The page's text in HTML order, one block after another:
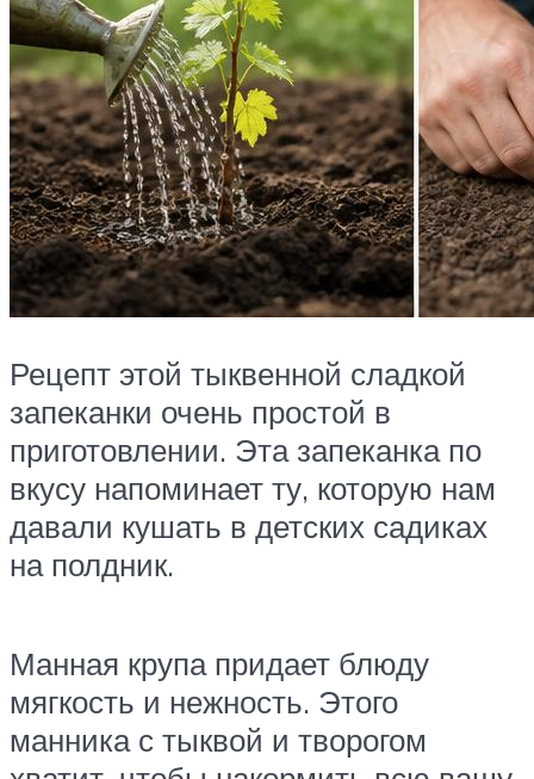
Рецепт этой тыквенной сладкой
запеканки очень простой в
приготовлении. Эта запеканка по
вкусу напоминает ту, которую нам
давали кушать в детских садиках
на полдник.
Манная крупа придает блюду
мягкость и нежность. Этого
манника с тыквой и творогом